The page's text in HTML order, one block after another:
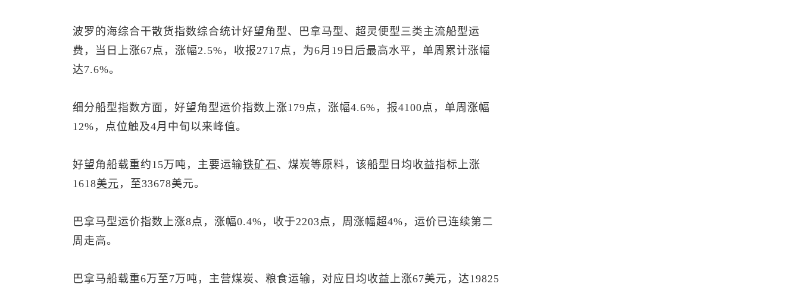
波罗的海综合干散货指数综合统计好望角型、巴拿马型、超灵便型三类主流船型运
费，当日上涨67点，涨幅2.5%，收报2717点，为6月19日后最高水平，单周累计涨幅
达7.6%。
细分船型指数方面，好望角型运价指数上涨179点，涨幅4.6%，报4100点，单周涨幅
12%，点位触及4月中旬以来峰值。
好望角船载重约15万吨，主要运输铁矿石、煤炭等原料，该船型日均收益指标上涨
1618美元 ，至33678美元。
巴拿马型运价指数上涨8点，涨幅0.4%，收于2203点，周涨幅超4%，运价已连续第二
周走高。
巴拿马船载重6万至7万吨，主营煤炭、粮食运输，对应日均收益上涨67美元，达19825